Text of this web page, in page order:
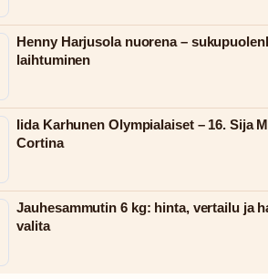
Henny Harjusola nuorena –
laihtuminen
Iida Karhunen Olympialaiset – 16. Sija
Cortina
Jauhesammutin 6 kg: hinta, vertailu ja
valita